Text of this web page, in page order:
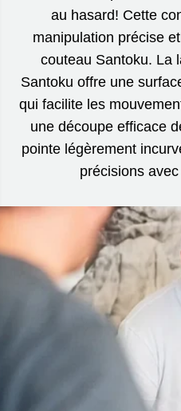
au hasard! Cette
manipulation précise
couteau Santoku. La
Santoku offre une
qui facilite les
une découpe efficace
pointe légèrement
précisions